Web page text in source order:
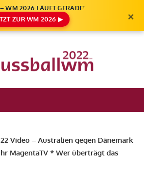
WM 2026 LÄUFT GERADE!
ZUR WM 2026 ▶
×
Video – Australien gegen Dänemark
MagentaTV * Wer überträgt das